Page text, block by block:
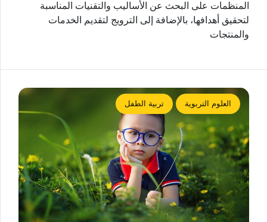
المنظمات على البحث عن الأساليب والتقنيات المناسبة
لتحقيق أهدافها، بالإضافة إلى الترويج لتقديم الخدمات
والمنتجات
العلوم التربوية تربية الطفل